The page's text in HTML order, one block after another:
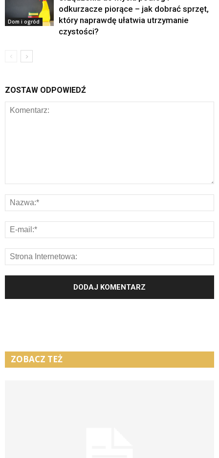
Dom i ogród
odkurzacze piorące – jak dobrać sprzęt,
który naprawdę ułatwia utrzymanie
czystości?
ZOSTAW ODPOWIEDŹ
ZOBACZ TEŻ